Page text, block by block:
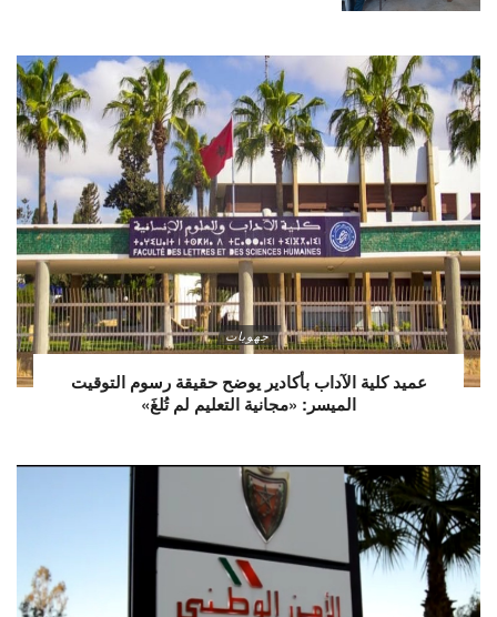
جهويات
عميد كلية الآداب بأكادير يوضح حقيقة رسوم التوقيت
الميسر: «مجانية التعليم لم تُلغَ»